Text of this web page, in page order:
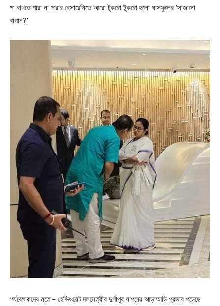
পা রাখতে পারা না পারার রেসারেসিতে আরো টুকরো টুকরো হলো ঘাসফুলের ‘সাজানো
বাগান?’
পর্যবেক্ষকদের মতে – হেভিওয়েট দলনেত্রীর দুর্গাপুর যাপনের আড়াআড়ি প্রভাব পড়েছে